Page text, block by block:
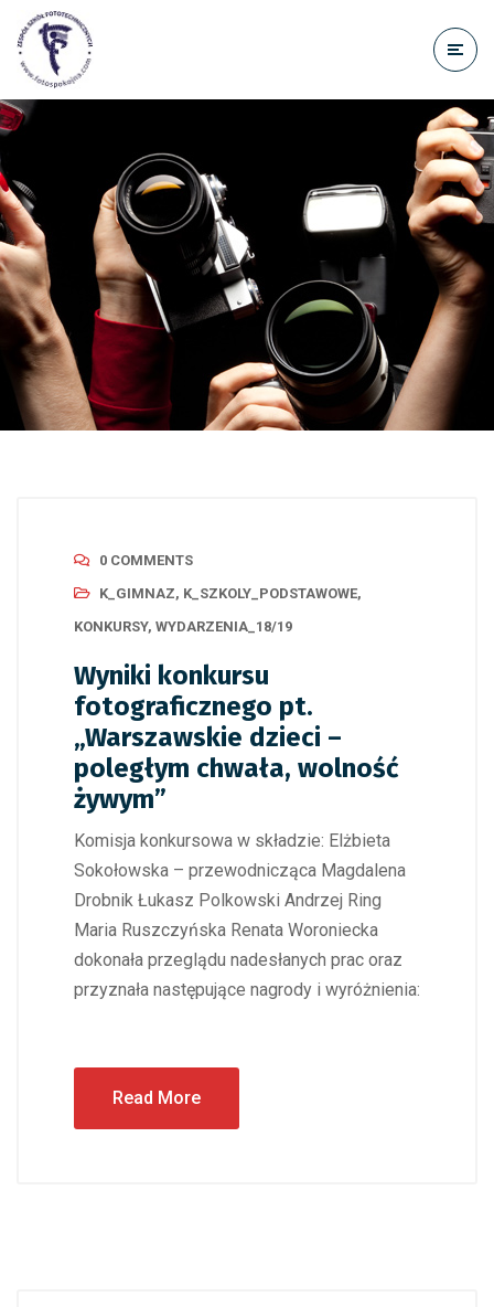
treści
0 COMMENTS
K_GIMNAZ, K_SZKOLY_PODSTAWOWE,
KONKURSY, WYDARZENIA_18/19
Wyniki konkursu
fotograficznego pt.
„Warszawskie dzieci –
poległym chwała, wolność
żywym”
Komisja konkursowa w składzie: Elżbieta
Sokołowska – przewodnicząca Magdalena
Drobnik Łukasz Polkowski Andrzej Ring
Maria Ruszczyńska Renata Woroniecka
dokonała przeglądu nadesłanych prac oraz
przyznała następujące nagrody i wyróżnienia:
Read More